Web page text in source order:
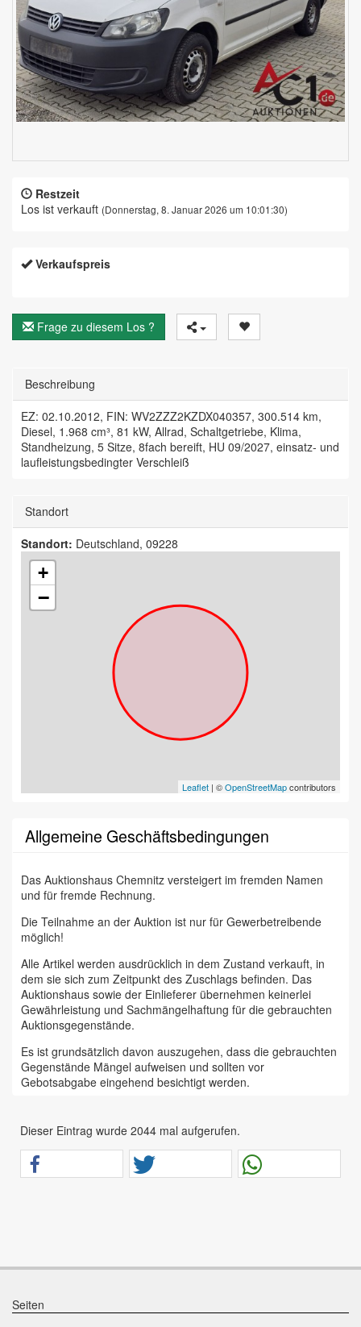
Restzeit
Los ist verkauft (Donnerstag, 8. Januar 2026 um 10:01:30)
Verkaufspreis
Frage zu diesem Los ?
Beschreibung
EZ: 02.10.2012, FIN: WV2ZZZ2KZDX040357, 300.514 km,
Diesel, 1.968 cm³, 81 kW, Allrad, Schaltgetriebe, Klima,
Standheizung, 5 Sitze, 8fach bereift, HU 09/2027, einsatz- und
laufleistungsbedingter Verschleiß
Standort
Standort: Deutschland, 09228
+
−
Leaflet | ©OpenStreetMapcontributors
Allgemeine Geschäftsbedingungen
Das Auktionshaus Chemnitz versteigert im fremden Namen
und für fremde Rechnung.
Die Teilnahme an der Auktion ist nur für Gewerbetreibende
möglich!
Alle Artikel werden ausdrücklich in dem Zustand verkauft, in
dem sie sich zum Zeitpunkt des Zuschlags befinden. Das
Auktionshaus sowie der Einlieferer übernehmen keinerlei
Gewährleistung und Sachmängelhaftung für die gebrauchten
Auktionsgegenstände.
Es ist grundsätzlich davon auszugehen, dass die gebrauchten
Gegenstände Mängel aufweisen und sollten vor
Gebotsabgabe eingehend besichtigt werden.
dass sämtliche zum Verkauf stehende Artikel ungeprüft sind.
Bei allen zum Verkauf stehenden Fahrzeugen und Maschinen
ist davon auszugehen, dass diese bereits einen nicht
unerheblichen Vorschaden erlitten haben.
Wir weisen eindringlich darauf hin, dass Gebote nur
einverstanden sind und diese bedingungslos akzeptieren.
Dieser Eintrag wurde 2044 mal aufgerufen.
Seiten